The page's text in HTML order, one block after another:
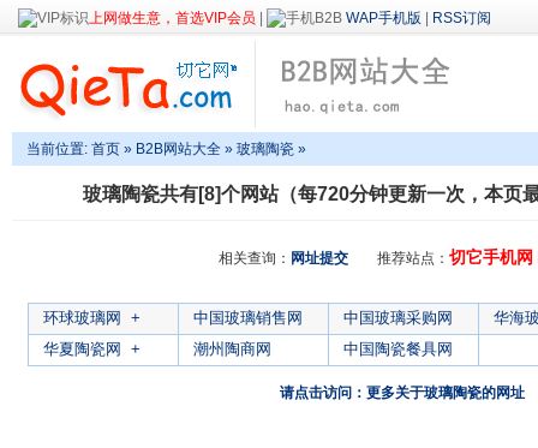
上网做生意，首选VIP会员 WAP手机版 RSS订阅
当前位置: 首页 » B2B网站大全 » 玻璃陶瓷 »
玻璃陶瓷共有[8]个网站（每720分钟更新一次，本页
相关查询： 网址提交推荐站点： 切它手机网
环球玻璃网 + 中国玻璃销售网 中国玻璃采购网
华海
华夏陶瓷网
+ 潮州陶商网 中国陶瓷餐具网
请点击访问：更多关于玻璃陶瓷的网址